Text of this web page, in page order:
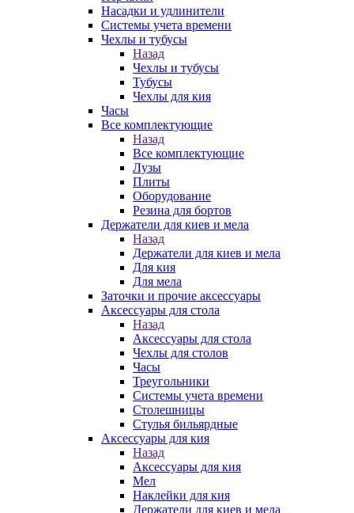
Насадки и удлинители
Системы учета времени
Чехлы и тубусы
Назад
Чехлы и тубусы
Тубусы
Чехлы для кия
Часы
Все комплектующие
Назад
Все комплектующие
Лузы
Плиты
Оборудование
Резина для бортов
Держатели для киев и мела
Назад
Держатели для киев и мела
Для кия
Для мела
Заточки и прочие аксессуары
Аксессуары для стола
Назад
Аксессуары для стола
Чехлы для столов
Часы
Треугольники
Системы учета времени
Столешницы
Стулья бильярдные
Аксессуары для кия
Назад
Аксессуары для кия
Мел
Наклейки для кия
Держатели для киев и мела